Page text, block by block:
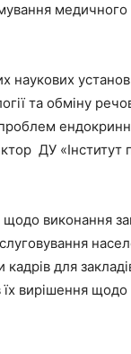
медичного
наукових
та обміну
ДУ «Інститут
щодо виконання
для
їх вирішення